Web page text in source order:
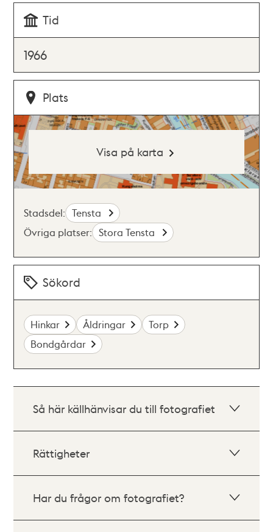
Tid
1966
Plats
Visa på karta
Stadsdel: Tensta
Övriga platser: Stora Tensta
Sökord
Hinkar Åldringar
Torp
Bondgårdar
Så här källhänvisar du till fotografiet
Rättigheter
Har du frågor om fotografiet?